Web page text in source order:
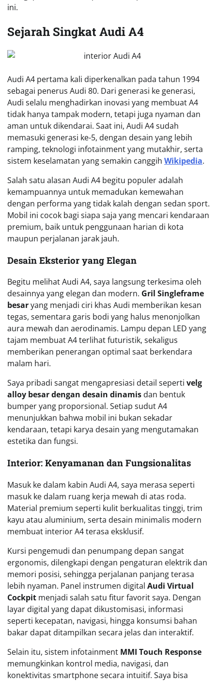
ini.
Sejarah Singkat Audi A4
Audi A4 pertama kali diperkenalkan pada tahun 1994
sebagai penerus Audi 80. Dari generasi ke generasi,
Audi selalu menghadirkan inovasi yang membuat A4
tidak hanya tampak modern, tetapi juga nyaman dan
aman untuk dikendarai. Saat ini, Audi A4 sudah
memasuki generasi ke-5, dengan desain yang lebih
ramping, teknologi infotainment yang mutakhir, serta
sistem keselamatan yang semakin canggih Wikipedia.
Salah satu alasan Audi A4 begitu populer adalah
kemampuannya untuk memadukan kemewahan
dengan performa yang tidak kalah dengan sedan sport.
Mobil ini cocok bagi siapa saja yang mencari kendaraan
premium, baik untuk penggunaan harian di kota
maupun perjalanan jarak jauh.
Desain Eksterior yang Elegan
Begitu melihat Audi A4, saya langsung terkesima oleh
desainnya yang elegan dan modern. Gril Singleframe
besaryang menjadi ciri khas Audi memberikan kesan
tegas, sementara garis bodi yang halus menonjolkan
aura mewah dan aerodinamis. Lampu depan LED yang
tajam membuat A4 terlihat futuristik, sekaligus
memberikan penerangan optimal saat berkendara
malam hari.
Saya pribadi sangat mengapresiasi detail seperti velg
alloy besar dengan desain dinamis dan bentuk
bumper yang proporsional. Setiap sudut A4
menunjukkan bahwa mobil ini bukan sekadar
kendaraan, tetapi karya desain yang mengutamakan
estetika dan fungsi.
Interior: Kenyamanan dan Fungsionalitas
Masuk ke dalam kabin Audi A4, saya merasa seperti
masuk ke dalam ruang kerja mewah di atas roda.
Material premium seperti kulit berkualitas tinggi, trim
kayu atau aluminium, serta desain minimalis modern
membuat interior A4 terasa eksklusif.
Kursi pengemudi dan penumpang depan sangat
ergonomis, dilengkapi dengan pengaturan elektrik dan
memori posisi, sehingga perjalanan panjang terasa
lebih nyaman. Panel instrumen digital Audi Virtual
Cockpit menjadi salah satu fitur favorit saya. Dengan
layar digital yang dapat dikustomisasi, informasi
seperti kecepatan, navigasi, hingga konsumsi bahan
bakar dapat ditampilkan secara jelas dan interaktif.
Selain itu, sistem infotainment MMI Touch Response
memungkinkan kontrol media, navigasi, dan
konektivitas smartphone secara intuitif. Saya bisa